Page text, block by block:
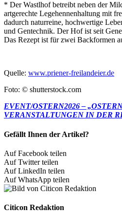
* Der Wastlhof betreibt neben der
artgerechte Legehennenhaltung mit
dadurch naturreine, hochwertige
und Gentechnik. Der Hof ist seit
Das Rezept ist für zwei Backformen
Quelle: www.priener-freilandeier.de
Foto: © shutterstock.com
EVENT/OSTERN2026 –
VERANSTALTUNGEN IN DER
Gefällt Ihnen der Artikel?
Auf Facebook teilen
Auf Twitter teilen
Auf LinkedIn teilen
Auf WhatsApp teilen
Citicon Redaktion